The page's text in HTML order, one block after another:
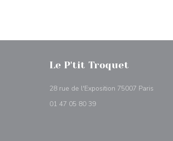
Le P'tit Troquet
28 rue de l'Exposition 75007 Paris
01 47 05 80 39